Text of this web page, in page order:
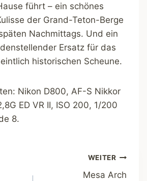
führt – ein schönes
der Grand-Teton-Berge
Nachmittags. Und ein
Ersatz für das
historischen Scheune.
Nikon D800, AF-S Nikkor
ED VR II, ISO 200, 1/200
8.
WEITER
Mesa Arch